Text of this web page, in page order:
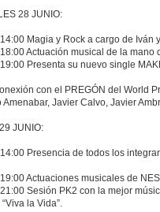
28 JUNIO:
Magia y Rock a cargo de Iván
Actuación musical de la mano
Presenta su nuevo single
con el PREGÓN del World
Amenabar, Javier Calvo, Javier
JUNIO:
Presencia de todos los
Actuaciones musicales de
Sesión PK2 con la mejor
la Vida”.